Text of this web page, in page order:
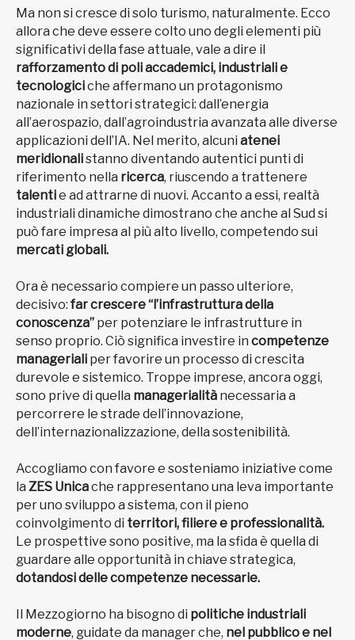
Ma non si cresce di solo turismo, naturalmente. Ecco
allora che deve essere colto uno degli elementi più
significativi della fase attuale, vale a dire il
rafforzamento di poli accademici, industriali e
tecnologiciche affermano un protagonismo
nazionale in settori strategici: dall’energia
all’aerospazio, dall’agroindustria avanzata alle diverse
applicazioni dell’IA. Nel merito, alcuni atenei
meridionalistanno diventando autentici punti di
riferimento nella ricerca, riuscendo a trattenere
talentie ad attrarne di nuovi. Accanto a essi, realtà
industriali dinamiche dimostrano che anche al Sud si
può fare impresa al più alto livello, competendo sui
mercati globali.
Ora è necessario compiere un passo ulteriore,
decisivo: far crescere “l’infrastruttura della
conoscenza” per potenziare le infrastrutture in
senso proprio. Ciò significa investire in competenze
manageriali per favorire un processo di crescita
durevole e sistemico. Troppe imprese, ancora oggi,
sono prive di quella managerialità necessaria a
percorrere le strade dell’innovazione,
dell’internazionalizzazione, della sostenibilità.
Accogliamo con favore e sosteniamo iniziative come
la ZES Unicache rappresentano una leva importante
per uno sviluppo a sistema, con il pieno
coinvolgimento di territori, filiere e professionalità.
Le prospettive sono positive, ma la sfida è quella di
guardare alle opportunità in chiave strategica,
dotandosi delle competenze necessarie.
Il Mezzogiorno ha bisogno di politiche industriali
moderne, guidate da manager che, nel pubblico e nel